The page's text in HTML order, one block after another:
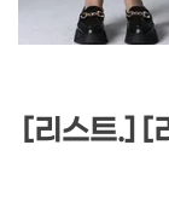
[리스트.] [